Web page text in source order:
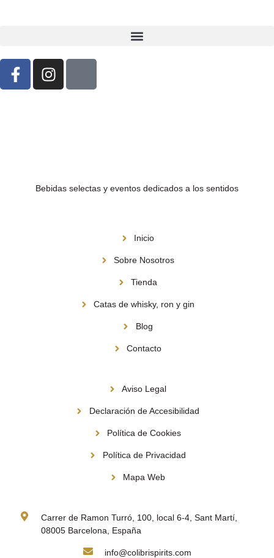
Bebidas selectas y eventos dedicados a los sentidos
Inicio
Sobre Nosotros
Tienda
Catas de whisky, ron y gin
Blog
Contacto
Aviso Legal
Declaración de Accesibilidad
Política de Cookies
Política de Privacidad
Mapa Web
Carrer de Ramon Turró, 100, local 6-4, Sant Martí,
08005 Barcelona, España
info@colibrispirits.com